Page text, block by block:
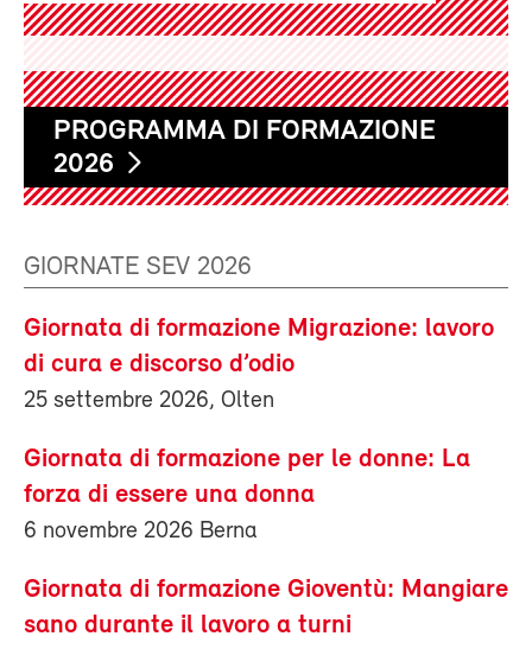
PROGRAMMA DI FORMAZIONE
2026
GIORNATE SEV 2026
Giornata di formazione Migrazione: lavoro
di cura e discorso d’odio
25 settembre 2026, Olten
Giornata di formazione per le donne: La
forza di essere una donna
6 novembre 2026 Berna
Giornata di formazione Gioventù: Mangiare
sano durante il lavoro a turni